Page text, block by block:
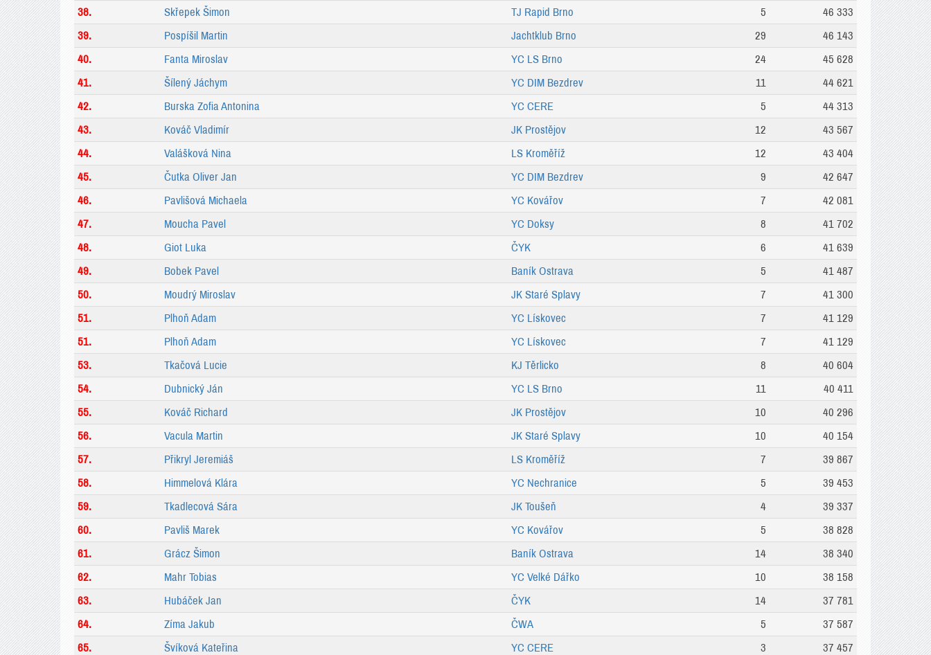
38.
Skřepek Šimon TJ Rapid Brno 5
46 333
39.
Pospíšil Martin Jachtklub Brno 29
46 143
40.
Fanta Miroslav YC LS Brno 24
45 628
41.
Šílený Jáchym YC DIM Bezdrev 11
44 621
42.
Burska Zofia Antonina YC CERE 5
44 313
43.
Kováč Vladimír JK Prostějov 12
43 567
44.
Valášková Nina LS Kroměříž 12
43 404
45.
Čutka Oliver Jan YC DIM Bezdrev 9
42 647
46.
Pavlišová Michaela YC Kovářov 7
42 081
47.
Moucha Pavel YC Doksy 8
41 702
48.
Giot Luka ČYK 6
41 639
49.
Bobek Pavel Baník Ostrava 5
41 487
50.
Moudrý Miroslav JK Staré Splavy 7
41 300
51.
Plhoň Adam YC Lískovec 7
41 129
51.
Plhoň Adam YC Lískovec 7
41 129
53.
Tkačová Lucie KJ Těrlicko 8
40 604
54.
Dubnický Ján YC LS Brno 11
40 411
55.
Kováč Richard JK Prostějov 10
40 296
56.
Vacula Martin JK Staré Splavy 10
40 154
57.
Přikryl Jeremiáš LS Kroměříž 7
39 867
58.
Himmelová Klára YC Nechranice 5
39 453
59.
Tkadlecová Sára JK Toušeň 4
39 337
60.
Pavliš Marek YC Kovářov 5
38 828
61.
Grácz Šimon Baník Ostrava 14
38 340
62.
Mahr Tobias YC Velké Dářko 10
38 158
63.
Hubáček Jan ČYK 14
37 781
64.
Zíma Jakub ČWA 5
37 587
65.
Švíková Kateřina YC CERE 3
37 457